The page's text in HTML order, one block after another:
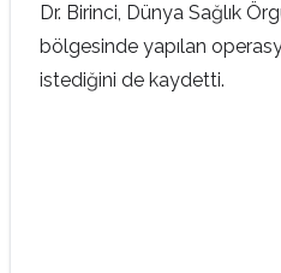
Dr. Birinci, Dünya Sağlık
bölgesinde yapılan
istediğini de kaydetti.